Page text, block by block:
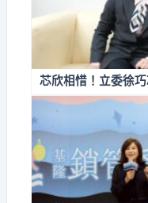
芯欣相惜！立委徐